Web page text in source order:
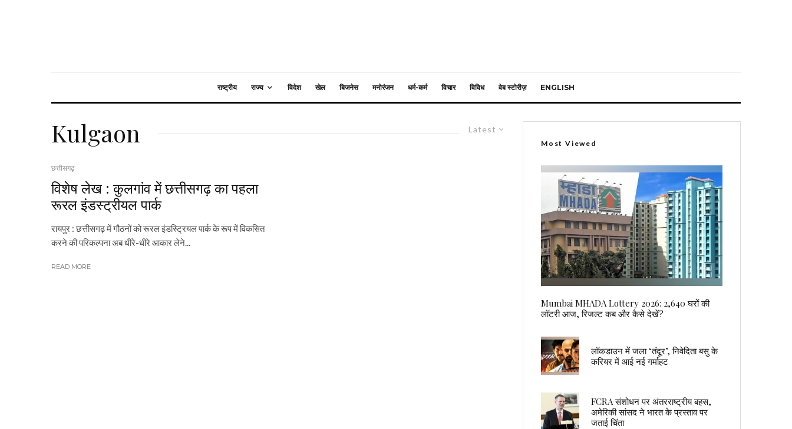
राष्ट्रीय राज्य विदेश खेल बिजनेस मनोरंजन धर्म-कर्म विचार विविध वेब स्टोरीज़ ENGLISH
Latest
Kulgaon
छत्तीसगढ़
विशेष लेख : कुलगांव में छत्तीसगढ़ का पहला
रूरल इंडस्ट्रीयल पार्क
रायपुर : छत्तीसगढ़ में गौठनों को रूरल इंडस्ट्रियल पार्क के रूप में विकसित
करने की परिकल्पना अब धीरे-धीरे आकार लेने...
READ MORE
Most Viewed
Mumbai MHADA Lottery 2026: 2,640 घरों की
लॉटरी आज, रिजल्ट कब और कैसे देखें?
लॉकडाउन में जला ‘तंदूर’, निवेदिता बसु के
करियर में आई नई गर्माहट
FCRA संशोधन पर अंतरराष्ट्रीय बहस,
अमेरिकी सांसद ने भारत के प्रस्ताव पर
जताई चिंता